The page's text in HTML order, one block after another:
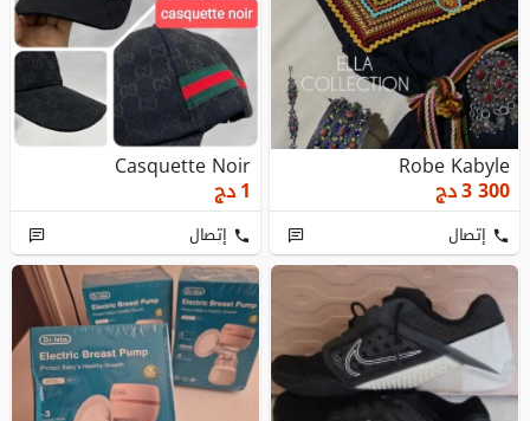
Robe Kabyle
3 300دج
إتصال
Casquette Noir
1دج
إتصال